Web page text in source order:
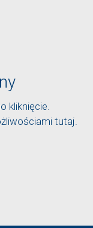
kliknięcie.
tutaj.